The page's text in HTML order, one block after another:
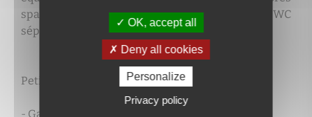
spacieuses. Une salle de bain. Ainsi qu'un WC
séparé avec lave-mains.
Petit plus :
- Garage de 15m2 avec électricité
OK, accept all
Deny all cookies
Personalize
Privacy policy